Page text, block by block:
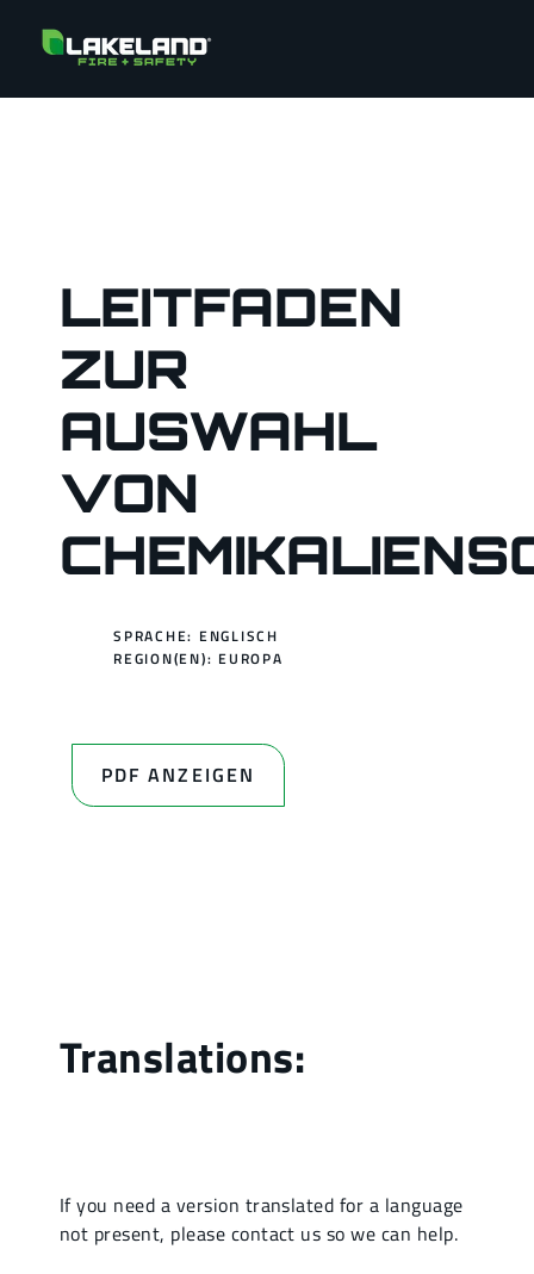
LEITFADEN
ZUR
AUSWAHL
VON
SPRACHE: ENGLISCH
REGION(EN): EUROPA
PDF ANZEIGEN